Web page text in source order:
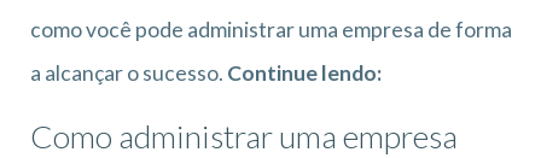
como você pode administrar uma empresa de forma
a alcançar o sucesso. Continue lendo:
Como administrar uma empresa